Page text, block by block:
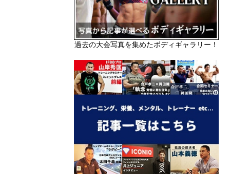
過去の大会写真を集めたボディギャラリー！